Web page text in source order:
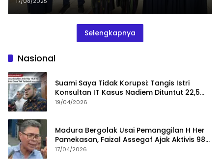
Selengkapnya
Nasional
Suami Saya Tidak Korupsi: Tangis Istri
Konsultan IT Kasus Nadiem Dituntut 22,5
Tahun
19/04/2026
Madura Bergolak Usai Pemanggilan H Her
Pamekasan, Faizal Assegaf Ajak Aktivis 98
Bongkar Permainan KPK
17/04/2026